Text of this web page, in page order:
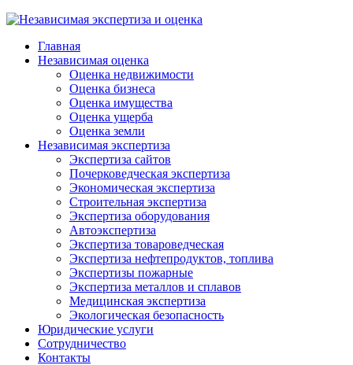
Главная
Независимая оценка
Оценка недвижимости
Оценка бизнеса
Оценка имущества
Оценка ущерба
Оценка земли
Независимая экспертиза
Экспертиза сайтов
Почерковедческая экспертиза
Экономическая экспертиза
Строительная экспертиза
Экспертиза оборудования
Автоэкспертиза
Экспертиза товароведческая
Экспертиза нефтепродуктов, топлива
Экспертизы пожарные
Экспертиза металлов и сплавов
Медицинская экспертиза
Экологическая безопасность
Юридические услуги
Сотрудничество
Контакты